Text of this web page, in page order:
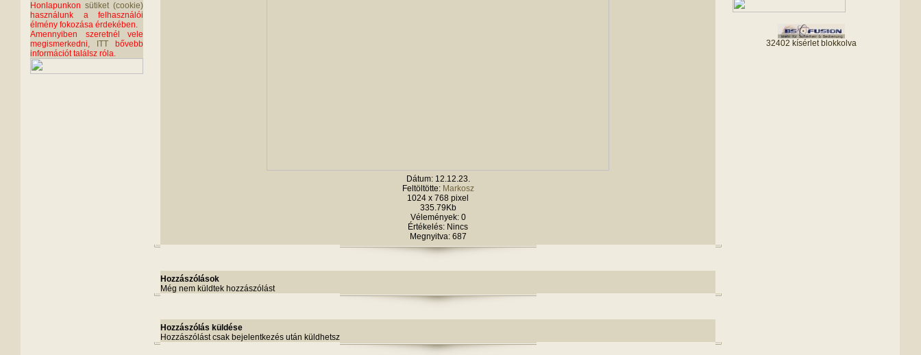
Honlapunkon sütiket (cookie)
használunk a felhasználói
élmény fokozása érdekében.
Amennyiben szeretnél vele
megismerkedni,
ITT bővebb
információt találsz róla.
Dátum: 12.12.23.
Feltöltötte: Markosz
1024 x 768 pixel
335.79Kb
Vélemények: 0
Értékelés: Nincs
Megnyitva: 687
Hozzászólások
Még nem küldtek hozzászólást
Hozzászólás küldése
Hozzászólást csak bejelentkezés után küldhetsz
32402 kísérlet blokkolva